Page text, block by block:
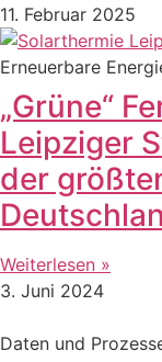
11. Februar 2025
Erneuerbare
„Grüne“
Leipziger
der
Weiterlesen »
3. Juni 2024
Daten und